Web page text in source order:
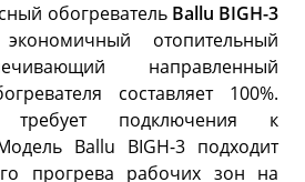
обогреватель Ballu BIGH-3
отопительный
направленный
составляет 100%.
требует подключения к
Ballu BIGH-3 подходит
прогрева рабочих зон на